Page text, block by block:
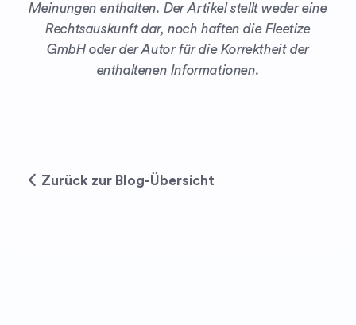
Meinungen enthalten. Der Artikel stellt weder eine
Rechtsauskunft dar, noch haften die Fleetize
GmbH oder der Autor für die Korrektheit der
enthaltenen Informationen.
Zurück zur Blog-Übersicht